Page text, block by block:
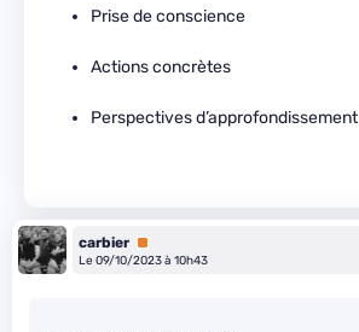
Prise de conscience
Actions concrètes
Perspectives d’approfondissement
carbier Premium
Le 09/10/2023 à 10h43